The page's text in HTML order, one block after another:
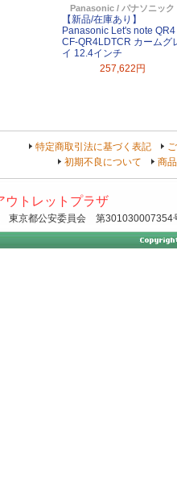
Panasonic / パナソニック
【新品/在庫あり】
Panasonic Let's note QR4
CF-QR4LDTCR カームグ
イ 12.4インチ
257,622円
特定商取引法に基づく表記
初期不良について
商
ウトレットプラザ
東京都公安委員会 第301030007354